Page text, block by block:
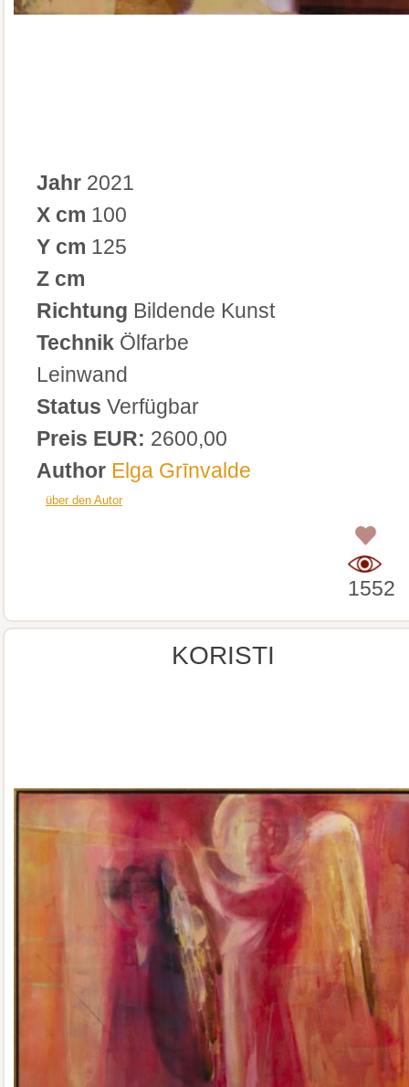
Jahr 2021
X cm 100
Y cm 125
Z cm
Richtung Bildende Kunst
Technik Ölfarbe
Leinwand
Status Verfügbar
Preis EUR: 2600,00
Author Elga Grīnvalde
über den Autor
1552
KORISTI